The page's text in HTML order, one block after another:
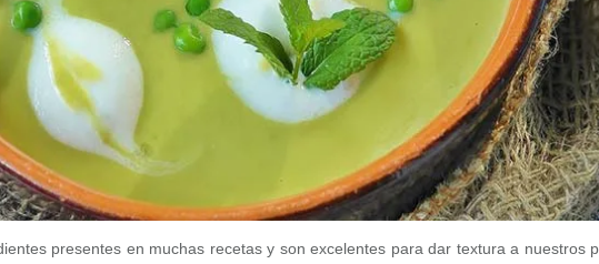
presentes en muchas recetas y son excelentes para dar textura a nuestros